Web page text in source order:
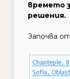
времето
решения.
Започва